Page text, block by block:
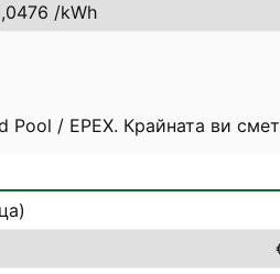
/kWh
/ EPEX. Крайната ви